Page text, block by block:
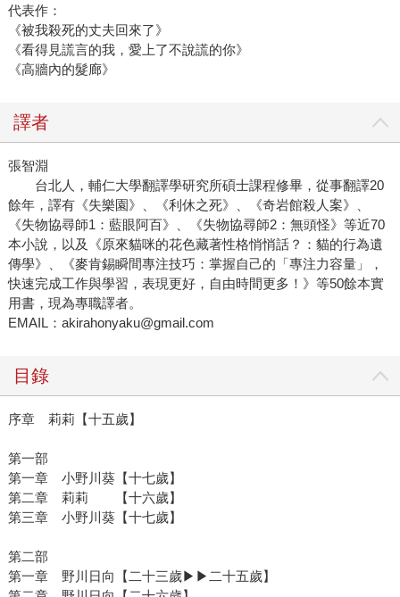
代表作：
《被我殺死的丈夫回來了》
《看得見謊言的我，愛上了不說謊的你》
《高牆內的髮廊》
譯者
張智淵
台北人，輔仁大學翻譯學研究所碩士課程修畢，從事翻譯20
餘年，譯有《失樂園》、《利休之死》、《奇岩館殺人案》、
《失物協尋師1：藍眼阿百》、《失物協尋師2：無頭怪》等近70
本小說，以及《原來貓咪的花色藏著性格悄悄話？：貓的行為遺
傳學》、《麥肯錫瞬間專注技巧：掌握自己的「專注力容量」，
快速完成工作與學習，表現更好，自由時間更多！》等50餘本實
用書，現為專職譯者。
EMAIL：akirahonyaku@gmail.com
目錄
序章 莉莉【十五歲】
第一部
第一章 小野川葵【十七歲】
第二章 莉莉 【十六歲】
第三章 小野川葵【十七歲】
第二部
第一章 野川日向【二十三歲▶▶二十五歲】